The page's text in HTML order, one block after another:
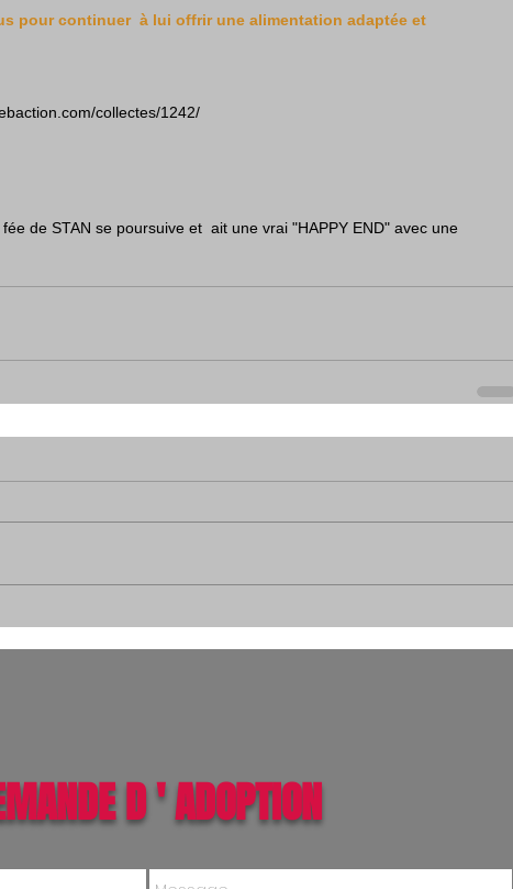
pour continuer  à lui offrir une alimentation adaptée et
collectes/1242/
de STAN se poursuive et  ait une vrai "HAPPY END" avec une
D ' ADOPTION